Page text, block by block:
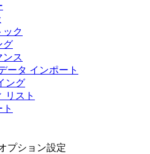
ック
グ
ンス
ータ インポート
ング
リスト
プション設定